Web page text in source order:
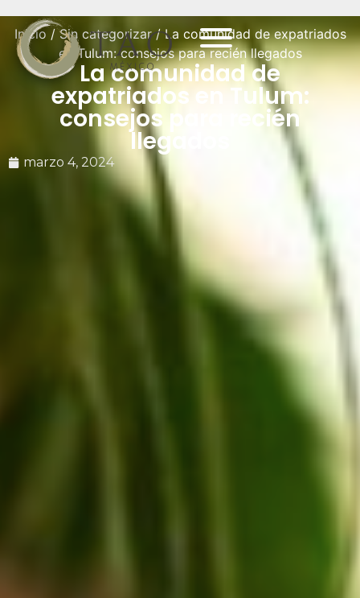
Inicio /Sin categorizar/ La comunidad de expatriados
en Tulum: consejos para recién llegados
La comunidad de
expatriados en Tulum:
consejos para recién
llegados
marzo 4, 2024